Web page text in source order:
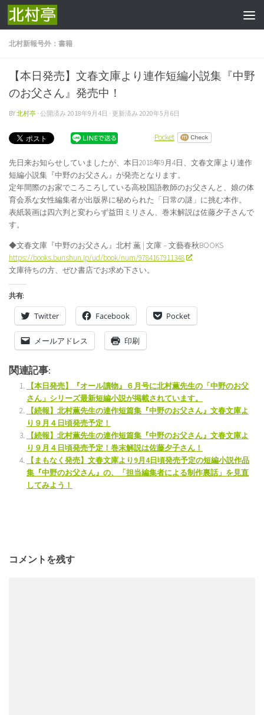
コンテンツへスキップ
北村新報号外：書籍
【本日発売】文春文庫より連作短編小説集『中野
のお父さん』発売中！
BY北村亭 · 公開済み 2018年9月4日 · 更新済み 2020年5月6日
Pocket
先日来お知らせしていましたが、本日2018年9月4日、文春文庫より連作
短編小説集『中野のお父さん』が発売となります。
定年間際のお家でころころしている高校国語教師のお父さんと、娘の体
育会系な女性編集者が出版界に秘められた「日常の謎」に挑む本作。
表紙装画は四六判と変わらず益田ミリさん、巻末解説は佐藤夕子さんで
す。
◆文春文庫『中野のお父さん』北村 薫 | 文庫 – 文藝春秋BOOKS
https://books.bunshun.jp/ud/book/num/9784167911348
文庫待ちの方、ぜひ書店でお求め下さい。
共有:
Twitter Facebook Pocket
メールアドレス 印刷
関連記事:
【本日発売】『オール讀物』６月号に北村薫先生の「中野のお父
さん」シリーズ最新短編小説が掲載されています。
【続報】北村薫先生の連作短篇集『中野のお父さん』文春文庫よ
り９月４日頃発売予定！
【続報】北村薫先生の連作短篇集『中野のお父さん』文春文庫よ
り９月４日頃発売予定！巻末解説は佐藤夕子さん！
【まもなく発売】文春文庫より9月4日頃発売予定の短編小説作品
集『中野のお父さん』の、「担当編集者による制作裏話」を見直
してみよう！
コメントを残す